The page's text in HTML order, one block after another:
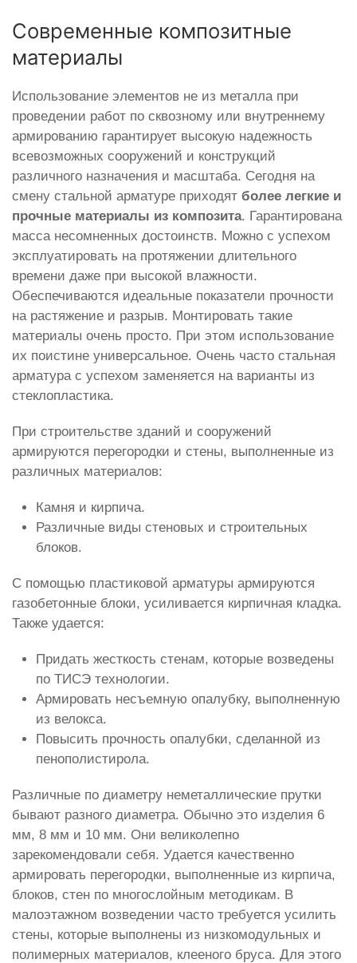
Современные композитные
материалы
Использование элементов не из металла при
проведении работ по сквозному или внутреннему
армированию гарантирует высокую надежность
всевозможных сооружений и конструкций
различного назначения и масштаба. Сегодня на
смену стальной арматуре приходят более легкие и
прочные материалы из композита. Гарантирована
масса несомненных достоинств. Можно с успехом
эксплуатировать на протяжении длительного
времени даже при высокой влажности.
Обеспечиваются идеальные показатели прочности
на растяжение и разрыв. Монтировать такие
материалы очень просто. При этом использование
их поистине универсальное. Очень часто стальная
арматура с успехом заменяется на варианты из
стеклопластика.
При строительстве зданий и сооружений
армируются перегородки и стены, выполненные из
различных материалов:
Камня и кирпича.
Различные виды стеновых и строительных
блоков.
С помощью пластиковой арматуры армируются
газобетонные блоки, усиливается кирпичная кладка.
Также удается:
Придать жесткость стенам, которые возведены
по ТИСЭ технологии.
Армировать несъемную опалубку, выполненную
из велокса.
Повысить прочность опалубки, сделанной из
пенополистирола.
Различные по диаметру неметаллические прутки
бывают разного диаметра. Обычно это изделия 6
мм, 8 мм и 10 мм. Они великолепно
зарекомендовали себя. Удается качественно
армировать перегородки, выполненные из кирпича,
блоков, стен по многослойным методикам. В
малоэтажном возведении часто требуется усилить
стены, которые выполнены из низкомодульных и
полимерных материалов, клееного бруса. Для этого